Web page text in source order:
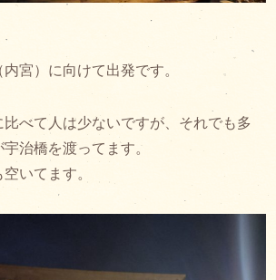
宮）に向けて出発です。
比べて人は少ないですが、それでも多
治橋を渡ってます。
いてます。